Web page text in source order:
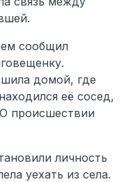
сообщил
домой, где
её сосед,
происшествии
личность
уехать из села.